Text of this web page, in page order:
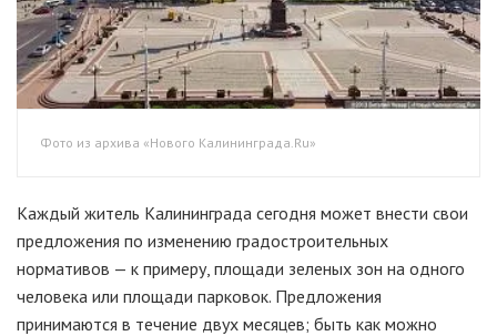
Фото из архива «Нового Калининграда.Ru»
Каждый житель Калининграда сегодня может внести свои
предложения по изменению градостроительных
нормативов — к примеру, площади зеленых зон на одного
человека или площади парковок. Предложения
принимаются в течение двух месяцев; быть как можно